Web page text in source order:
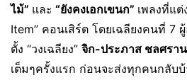
ไม้” และ “ยังคงเอกเขนก” เพลงที่แต่
Item” คอนเสิร์ต โดยเฉลียงคนที่ 7
ตั้ง “วงเฉลียง” จิก-ประภาส ชลศรา
เต็มๆครั้งแรก ก่อนจะส่งทุกคนกลับ